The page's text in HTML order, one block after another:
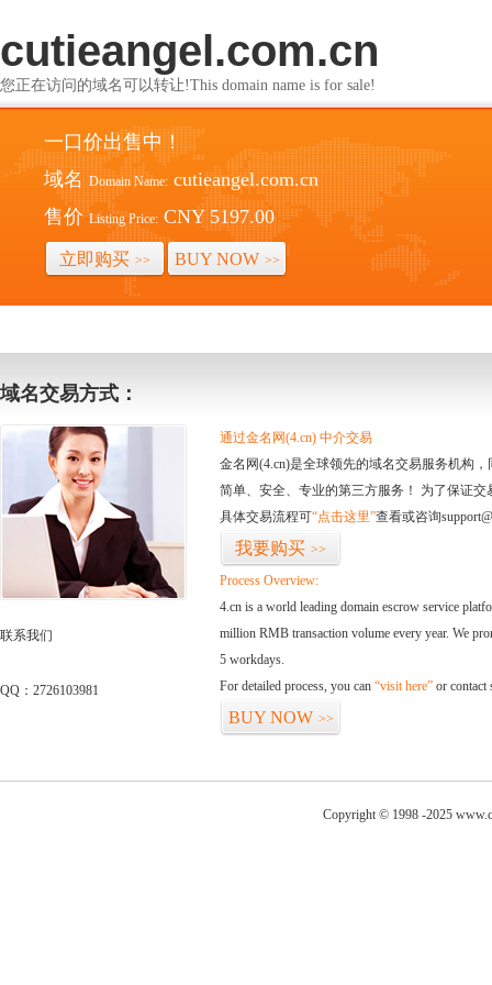
cutieangel.com.cn
您正在访问的域名可以转让!This domain name is for sale!
一口价出售中！
域名 Domain Name: cutieangel.com.cn
售价 Listing Price: CNY 5197.00
立即购买 >> BUY NOW >>
域名交易方式：
联系我们
QQ：2726103981
通过金名网(4.cn) 中介交易
金名网(4.cn)是全球领先的域名交易服务机构
简单、安全、专业的第三方服务！ 为了保证
具体交易流程可“点击这里”查看或咨询
我要购买 >>
Process Overview:
4.cn is a world leading domain escrow service
million RMB transaction volume every year. We
5 workdays.
For detailed process, you can “visit here” or contact
BUY NOW >>
Copyright © 1998 -2025